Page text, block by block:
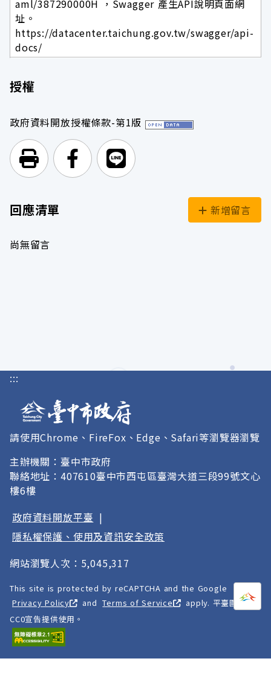
aml/387290000H ，Swagger 產生API說明頁面網
址。
https://datacenter.taichung.gov.tw/swagger/api-
docs/
授權
政府資料開放授權條款-第1版
列印頁面前往Facebook
前往Line
回應清單 新增留言
尚無留言
打開
:::
請使用Chrome、FireFox、Edge、Safari等瀏覽器瀏覽
主辦機關：臺中市政府
聯絡地址：407610臺中市西屯區臺灣大道三段99號文心
樓6樓
政府資料開放平臺 |
隱私權保護、使用及資訊安全政策
網站瀏覽人次：5,045,317
This site is protected by reCAPTCHA and the Google
Privacy Policy
and Terms of Service
apply. 平臺圖像以
CC0宣告提供使用。